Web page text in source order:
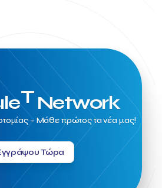
TNetwork
– Μάθε πρώτος τα νέα μας!
Τώρα